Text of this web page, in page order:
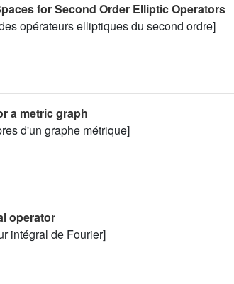
for Second Order Elliptic Operators
opérateurs elliptiques du second ordre]
a metric graph
d'un graphe métrique]
operator
intégral de Fourier]